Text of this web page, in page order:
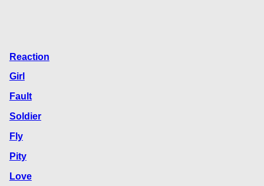
Reaction
Girl
Fault
Soldier
Fly
Pity
Love